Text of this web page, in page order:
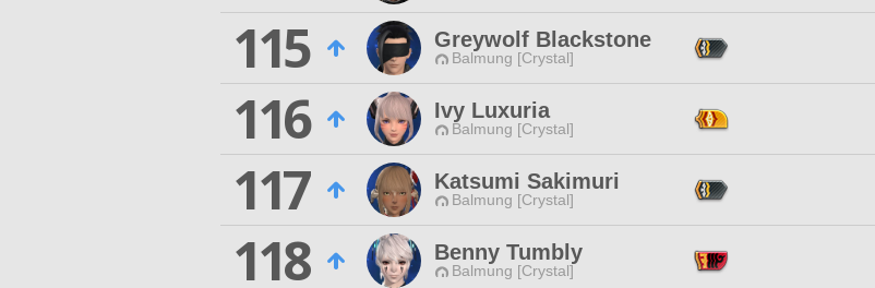
115
Greywolf Blackstone
Balmung [Crystal]
116
Ivy Luxuria
Balmung [Crystal]
117
Katsumi Sakimuri
Balmung [Crystal]
118
Benny Tumbly
Balmung [Crystal]